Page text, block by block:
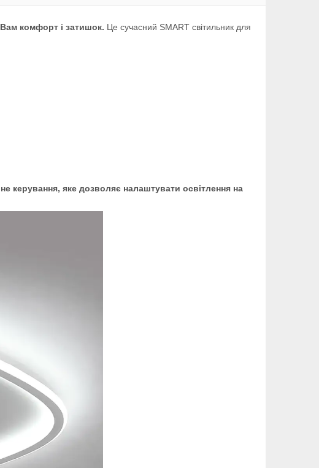
комфорт і затишок. Це сучасний SMART світильник для
керування, яке дозволяє налаштувати освітлення на